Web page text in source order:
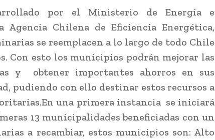
por el Ministerio de Energía e
Agencia Chilena de Eficiencia Energética,
se reemplacen a lo largo de todo Chile
Con esto los municipios podrán mejorar las
y obtener importantes ahorros en sus
pudiendo con ello destinar estos recursos a
una primera instancia se iniciará
13 municipalidades beneficiadas con un
a recambiar, estos municipios son: Alto